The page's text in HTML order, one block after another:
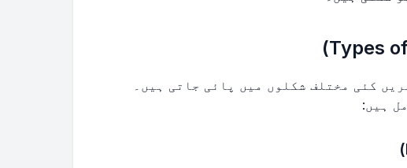
کئی مختلف شکلوں میں پائی جاتی ہیں۔
ہیں: